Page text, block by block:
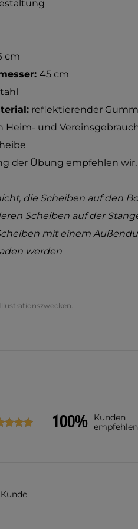
cm
45 cm
reflektierender
Heim- und
der Übung empfehlen
die Scheiben auf den
Scheiben auf der
mit einem
werden
100%
Kunden
empfehlen